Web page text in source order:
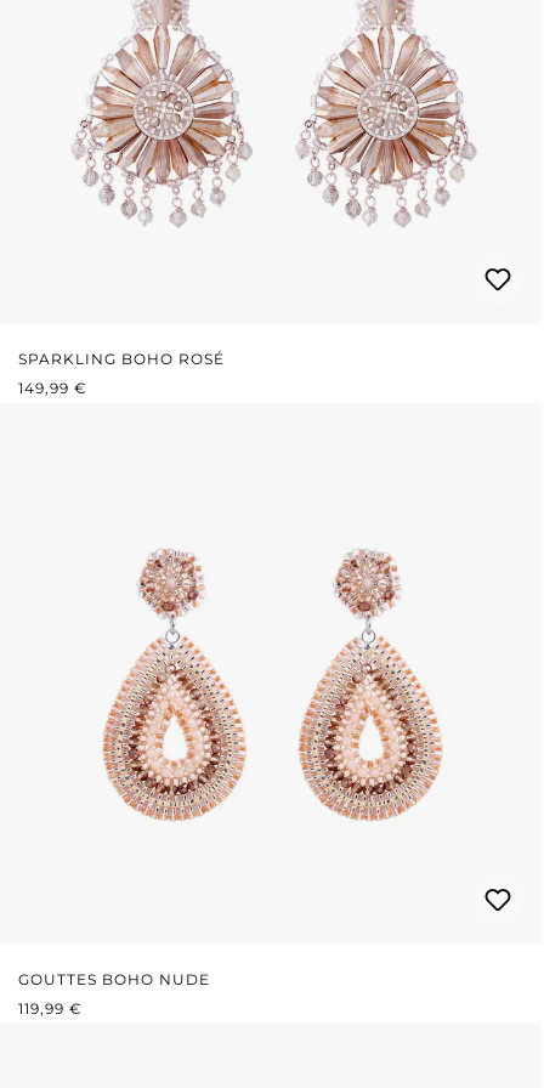
SPARKLING BOHO ROSÉ
PRIX RÉGULIER :
149,99 €
GOUTTES BOHO NUDE
PRIX RÉGULIER :
119,99 €